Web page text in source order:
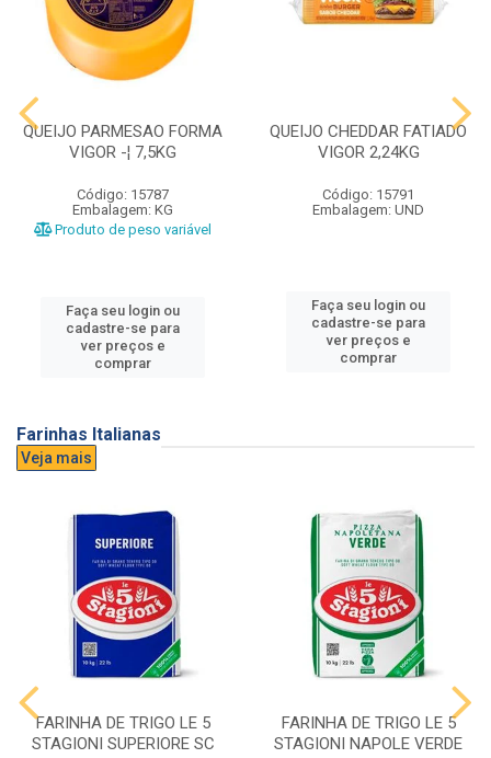
QUEIJO PARMESAO FORMA
VIGOR -¦ 7,5KG
Código: 15787
Embalagem: KG
Produto de peso variável
Faça seu login ou
cadastre-se para
ver preços e
comprar
QUEIJO CHEDDAR FATIADO
VIGOR 2,24KG
Código: 15791
Embalagem: UND
Faça seu login ou
cadastre-se para
ver preços e
comprar
Farinhas Italianas
Veja mais
FARINHA DE TRIGO LE 5
STAGIONI SUPERIORE SC
FARINHA DE TRIGO LE 5
STAGIONI NAPOLE VERDE